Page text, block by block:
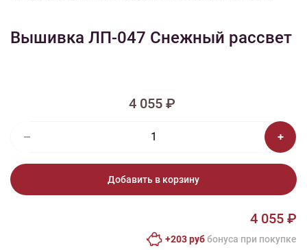
Вышивка ЛП-047 Снежный рассвет
4 055 ₽
Добавить в корзину
4 055 ₽
+203 руббонусa при покупке